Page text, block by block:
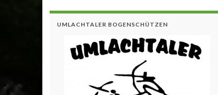
UMLACHTALER BOGENSCHÜTZEN